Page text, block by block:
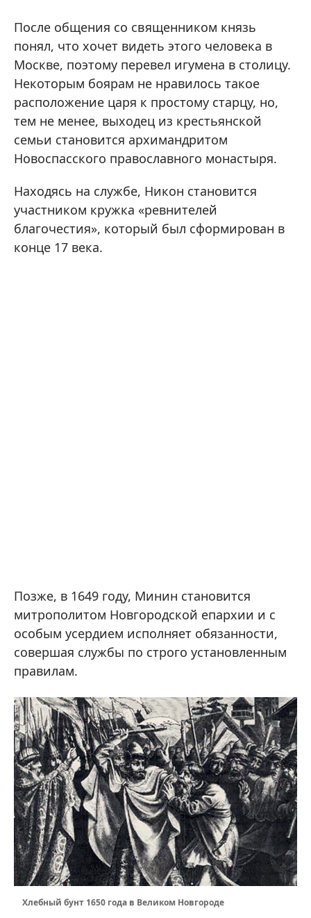
После общения со священником князь
понял, что хочет видеть этого человека в
Москве, поэтому перевел игумена в столицу.
Некоторым боярам не нравилось такое
расположение царя к простому старцу, но,
тем не менее, выходец из крестьянской
семьи становится архимандритом
Новоспасского православного монастыря.
Находясь на службе, Никон становится
участником кружка «ревнителей
благочестия», который был сформирован в
конце 17 века.
Позже, в 1649 году, Минин становится
митрополитом Новгородской епархии и с
особым усердием исполняет обязанности,
совершая службы по строго установленным
правилам.
Хлебный бунт 1650 года в Великом Новгороде